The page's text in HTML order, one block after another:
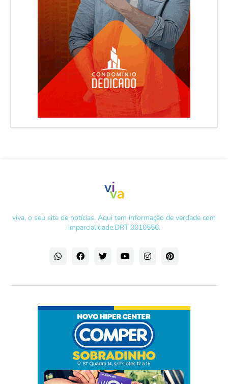
viva, o seu site de notícias. Aqui tem informação de verdade com
imparcialidade.DRT 0010556.